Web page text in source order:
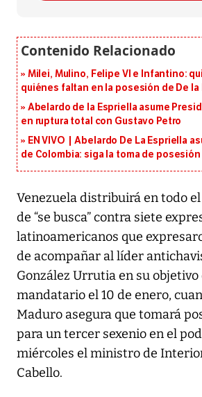
Milei, Mulino, Felipe VI e Infantino:
quiénes faltan en la posesión de De la
Abelardo de la Espriella asume
en ruptura total con Gustavo Petro
EN VIVO | Abelardo De La Espriella
de Colombia: siga la toma de posesión
Venezuela distribuirá en todo
de “se busca” contra siete
latinoamericanos que
de acompañar al líder
González Urrutia en su
mandatario el 10 de enero,
Maduro asegura que tomará
para un tercer sexenio en el
miércoles el ministro de
Cabello.